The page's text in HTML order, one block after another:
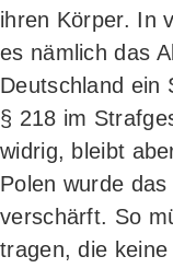
ihren Kör­per. In
es näm­lich das
Deutsch­land ein
§ 218 im
wid­rig, bleibt
Polen wur­de
ver­schärft. So
tra­gen, die